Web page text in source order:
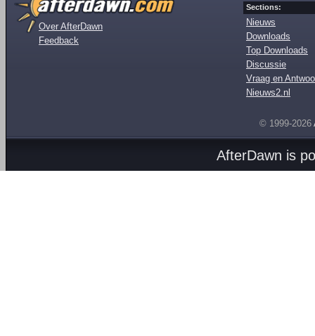
Over AfterDawn
Feedback
Sections:
Nieuws
Downloads
Top Downloads
Discussie
Vraag en
Nieuws2.nl
© 1999-2026
AfterDawn is